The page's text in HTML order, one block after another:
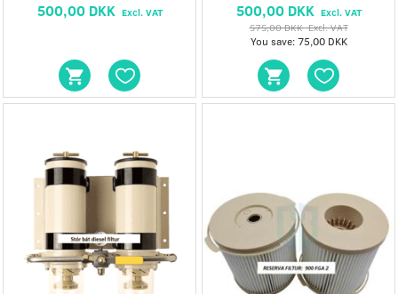
500,00 DKK Excl. VAT 500,00 DKK Excl. VAT
575,00 DKKExcl. VAT
You save:75,00 DKK